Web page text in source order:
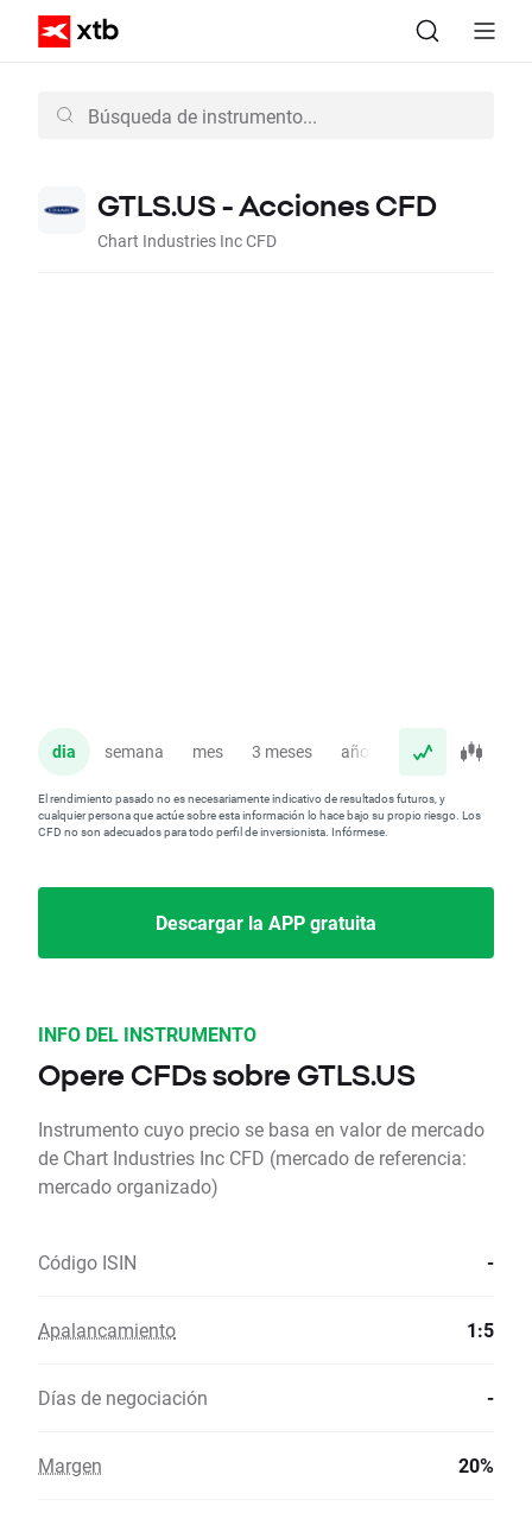
GTLS.US - Acciones CFD
Chart Industries Inc CFD
dia semana mes 3 meses año
El rendimiento pasado no es necesariamente indicativo de resultados futuros, y
cualquier persona que actúe sobre esta información lo hace bajo su propio riesgo. Los
CFD no son adecuados para todo perfil de inversionista. Infórmese.
Descargar la APP gratuita
INFO DEL INSTRUMENTO
Opere CFDs sobre GTLS.US
Instrumento cuyo precio se basa en valor de mercado
de Chart Industries Inc CFD (mercado de referencia:
mercado organizado)
Código ISIN -
Apalancamiento 1:5
Días de negociación -
Margen 20%